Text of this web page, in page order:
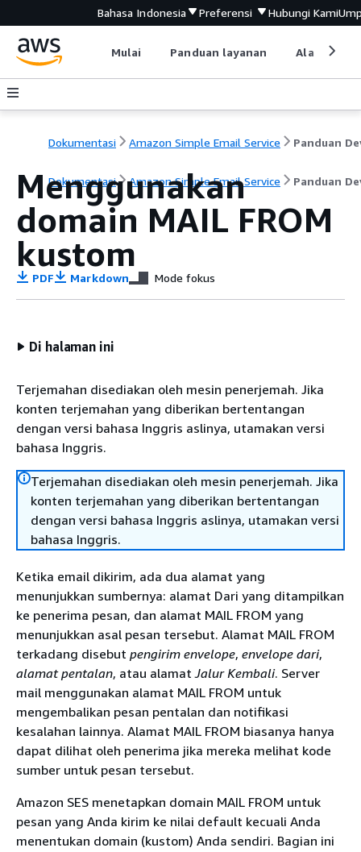
Bahasa Indonesia Preferensi Hubungi Kami
Mulai Panduan layanan Alat
Dokumentasi Amazon Simple Email Service
Dokumentasi Amazon Simple Email Service Panduan
Menggunakan
domain MAIL FROM
kustom
PDF Markdown Mode fokus
Di halaman ini
Terjemahan disediakan oleh mesin penerjemah. Jika
konten terjemahan yang diberikan bertentangan
dengan versi bahasa Inggris aslinya, utamakan versi
bahasa Inggris.
Terjemahan disediakan oleh mesin penerjemah. Jika
konten terjemahan yang diberikan bertentangan
dengan versi bahasa Inggris aslinya, utamakan versi
bahasa Inggris.
Ketika email dikirim, ada dua alamat yang
menunjukkan sumbernya: alamat Dari yang ditampilkan
ke penerima pesan, dan alamat MAIL FROM yang
menunjukkan asal pesan tersebut. Alamat MAIL FROM
terkadang disebut pengirim envelope, envelope dari,
alamat pentalan, atau alamatJalur Kembali. Server
mail menggunakan alamat MAIL FROM untuk
mengembalikan pesan pentalan dan notifikasi
kesalahan lainnya. Alamat MAIL FROM biasanya hanya
dapat dilihat oleh penerima jika mereka melihat kode
sumber untuk pesan tersebut.
Amazon SES menetapkan domain MAIL FROM untuk
pesan yang Anda kirim ke nilai default kecuali Anda
menentukan domain (kustom) Anda sendiri. Bagian ini